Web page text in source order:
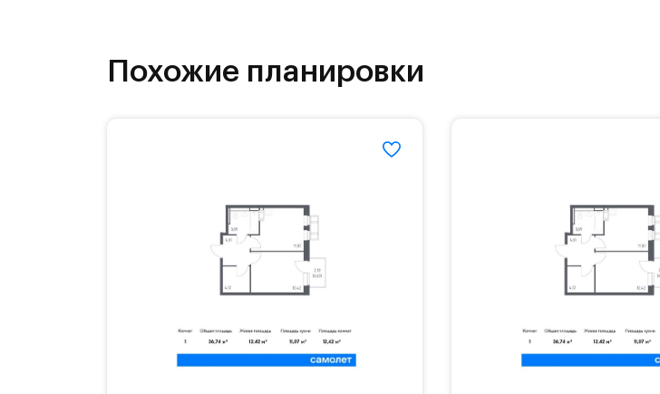
На территории квартала возведут детский сад и школу. Также для
детей есть возможность посещения частной гимназии «Жуковка».
Похожие планировки